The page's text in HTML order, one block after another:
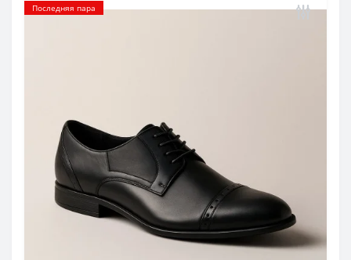
Последняя пара